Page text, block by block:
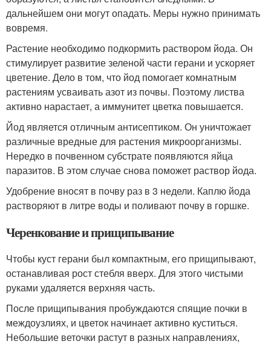
дальнейшем они могут опадать. Меры нужно принимать
вовремя.
Растение необходимо подкормить раствором йода. Он
стимулирует развитие зеленой части герани и ускоряет
цветение. Дело в том, что йод помогает комнатным
растениям усваивать азот из почвы. Поэтому листва
активно нарастает, а иммунитет цветка повышается.
Йод является отличным антисептиком. Он уничтожает
различные вредные для растения микроорганизмы.
Нередко в почвенном субстрате появляются яйца
паразитов. В этом случае снова поможет раствор йода.
Удобрение вносят в почву раз в 3 недели. Каплю йода
растворяют в литре воды и поливают почву в горшке.
Черенкование и прищипывание
Чтобы куст герани был компактным, его прищипывают,
останавливая рост стебля вверх. Для этого чистыми
руками удаляется верхняя часть.
После прищипывания пробуждаются спящие почки в
междоузлиях, и цветок начинает активно куститься.
Небольшие веточки растут в разных направлениях,